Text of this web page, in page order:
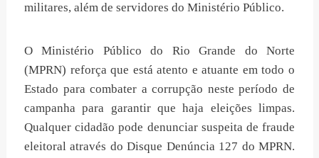
militares, além de servidores do Ministério Público.
O Ministério Público do Rio Grande do Norte
(MPRN) reforça que está atento e atuante em todo o
Estado para combater a corrupção neste período de
campanha para garantir que haja eleições limpas.
Qualquer cidadão pode denunciar suspeita de fraude
eleitoral através do Disque Denúncia 127 do MPRN.